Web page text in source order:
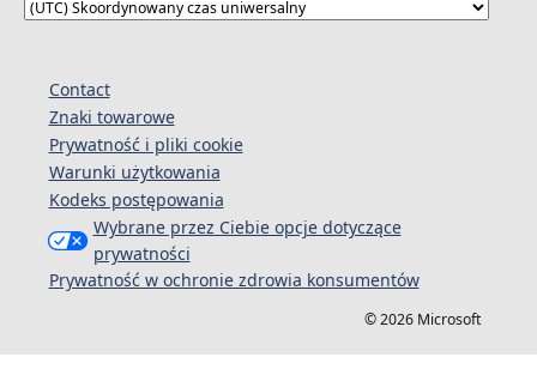
Contact
Znaki towarowe
Prywatność i pliki cookie
Warunki użytkowania
Kodeks postępowania
Wybrane przez Ciebie opcje dotyczące
prywatności
Prywatność w ochronie zdrowia konsumentów
© 2026 Microsoft